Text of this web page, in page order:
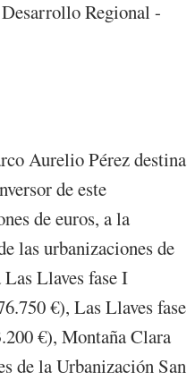
Regional -
Aurelio Pérez destina
de este
de euros, a la
las urbanizaciones de
Llaves fase I
€), Las Llaves fase
€), Montaña Clara
de la Urbanización San